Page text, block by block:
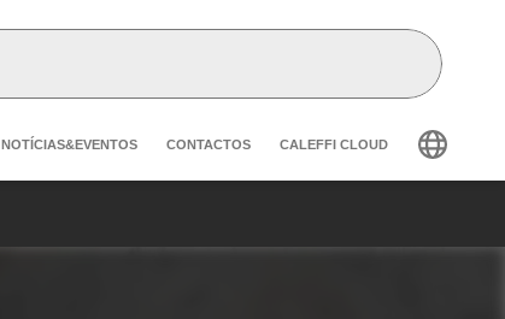
Header secondary navigation
NOTÍCIAS&EVENTOS CONTACTOS CALEFFI CLOUD